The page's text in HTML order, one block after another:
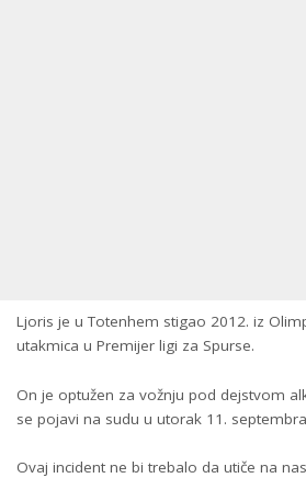
Ljoris je u Totenhem stigao 2012. iz
utakmica u Premijer ligi za Spurse.
On je optužen za vožnju pod dejstvom
se pojavi na sudu u utorak 11.
Ovaj incident ne bi trebalo da utiče na